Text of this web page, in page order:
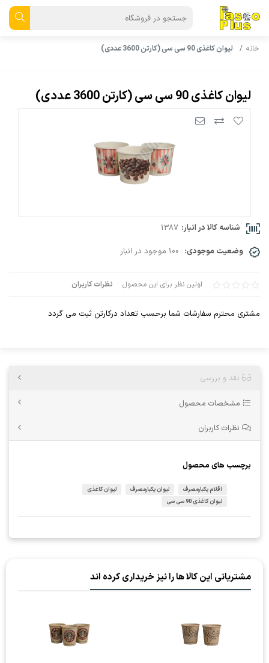
خانه لیوان کاغذی 90 سی سی (کارتن 3600 عددی)
لیوان کاغذی 90 سی سی (کارتن 3600 عددی)
اولین نظر برای این محصول نظرات کاربران
مشتری محترم سفارشات شما برحسب تعداد درکارتن ثبت می گردد
شناسه کالا در انبار: 1387
وضعیت موجودی: 100 موجود در انبار
نقد و بررسی
مشخصات محصول
نظرات کاربران
برچسب های محصول
اقلام یکبارمصرف لیوان یکبارمصرف
لیوان کاغذی
لیوان کاغذی 90 سی سی
مشتریانی این کالا ها را نیز خریداری کرده اند